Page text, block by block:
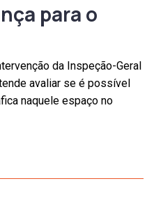
para o
da Inspeção-Geral
avaliar se é possível
naquele espaço no